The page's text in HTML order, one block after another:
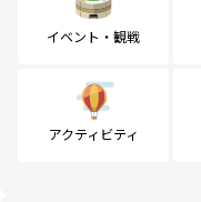
イベント・観戦
アクティビティ